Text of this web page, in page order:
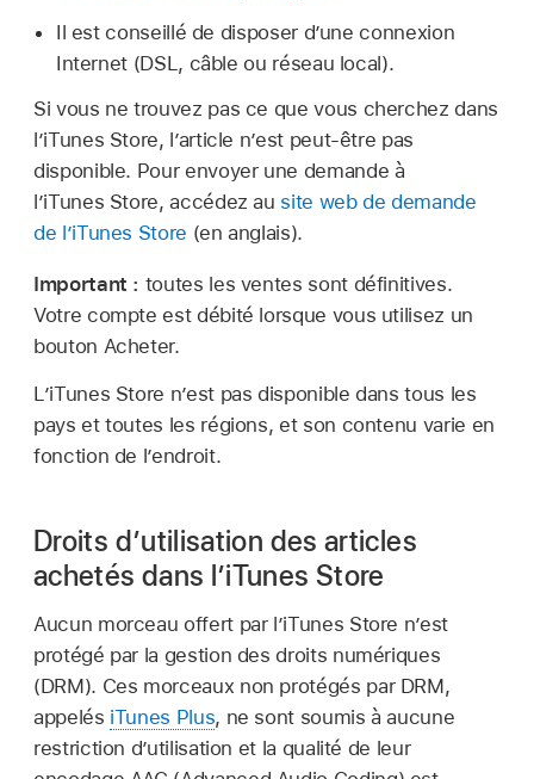
Il est conseillé de disposer d’une connexion
Internet (DSL, câble ou réseau local).
Si vous ne trouvez pas ce que vous cherchez dans
l’iTunes Store, l’article n’est peut-être pas
disponible. Pour envoyer une demande à
l’iTunes Store, accédez au site web de demande
de l’iTunes Store (en anglais).
Important : toutes les ventes sont définitives.
Votre compte est débité lorsque vous utilisez un
bouton Acheter.
L’iTunes Store n’est pas disponible dans tous les
pays et toutes les régions, et son contenu varie en
fonction de l’endroit.
Droits d’utilisation des articles
achetés dans l’iTunes Store
Aucun morceau offert par l’iTunes Store n’est
protégé par la gestion des droits numériques
(DRM). Ces morceaux non protégés par DRM,
appelés iTunes Plus, ne sont soumis à aucune
restriction d’utilisation et la qualité de leur